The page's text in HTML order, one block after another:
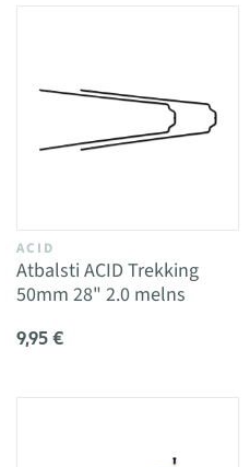
ACID
Atbalsti ACID Trekking
50mm 28" 2.0 melns
9,95 €